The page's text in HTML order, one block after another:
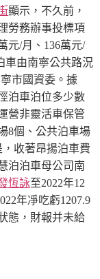
顯示，不久前，
勞務辦事投標項
元/月、136萬元/
車由南寧公共路況
市國資委。 據
泊車泊位多少數
營非靈活車保管
8個、公共泊車場
收著昂揚泊車費
泊泊車母公司南
恆詠至2022年12
年凈吃虧1207.9
態，財報并未給